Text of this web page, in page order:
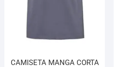
CAMISETA MANGA CORTA